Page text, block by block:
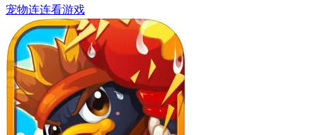
宠物连连看游戏